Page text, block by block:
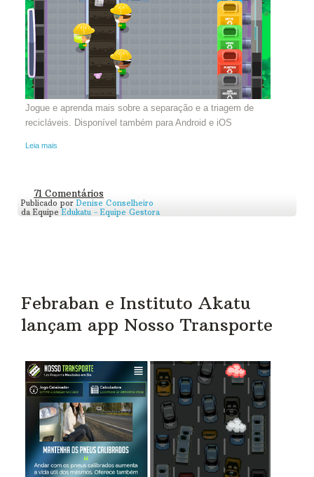
Jogue e aprenda mais sobre a separação e a triagem de
recicláveis. Disponível também para Android e iOS
Leia mais
71 Comentários
Publicado por Denise Conselheiro
da Equipe Edukatu - Equipe Gestora
Febraban e Instituto Akatu
lançam app Nosso Transporte